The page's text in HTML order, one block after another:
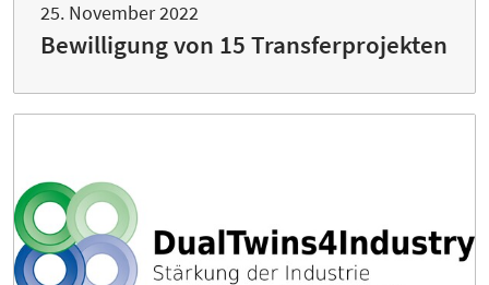
25. November 2022
Bewilligung von 15 Transferprojekten